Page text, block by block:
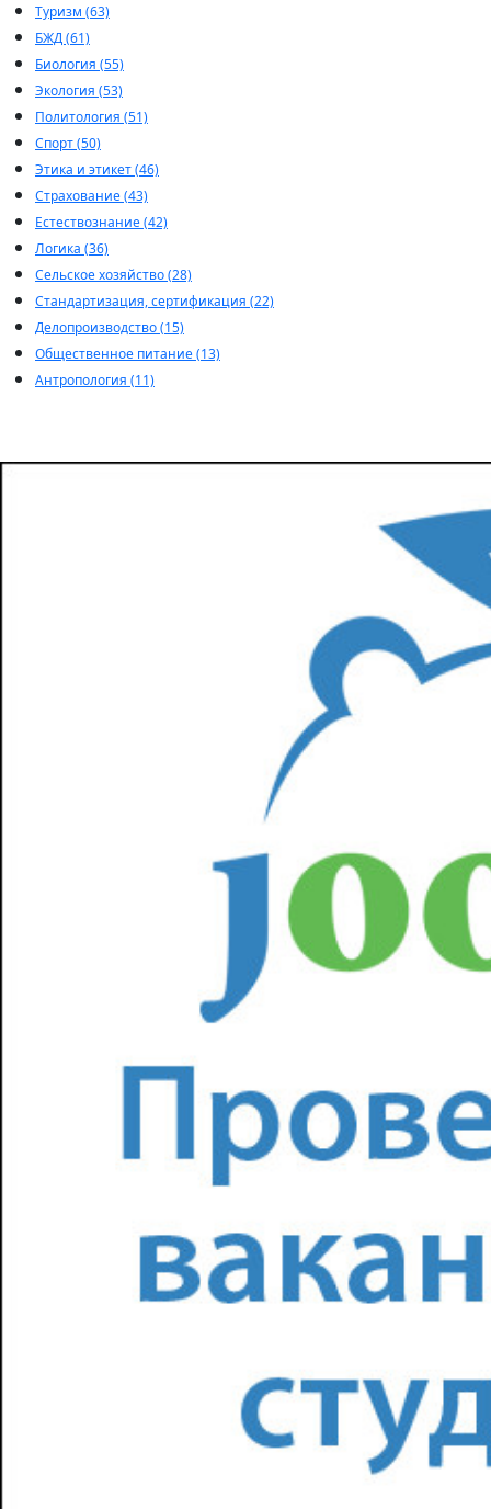
Туризм (63)
БЖД (61)
Биология (55)
Экология (53)
Политология (51)
Спорт (50)
Этика и этикет (46)
Страхование (43)
Естествознание (42)
Логика (36)
Сельское хозяйство (28)
Стандартизация, сертификация (22)
Делопроизводство (15)
Общественное питание (13)
Антропология (11)